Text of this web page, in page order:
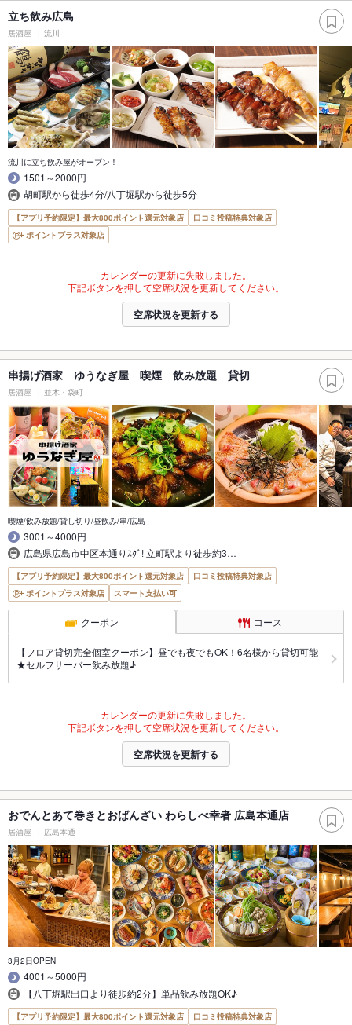
立ち飲み広島
居酒屋 流川
流川に立ち飲み屋がオープン！
1501～2000円
胡町駅から徒歩4分/八丁堀駅から徒歩5分
【アプリ予約限定】最大800ポイント還元対象店
口コミ投稿特典対象店
ポイントプラス対象店
カレンダーの更新に失敗しました。
下記ボタンを押して空席状況を更新してください。
空席状況を更新する
串揚げ酒家 ゆうなぎ屋 喫煙 飲み放題 貸切
居酒屋 並木・袋町
喫煙/飲み放題/貸し切り/昼飲み/串/広島
3001～4000円
広島県広島市中区本通りｽｸﾞ! 立町駅より徒歩約3…
【アプリ予約限定】最大800ポイント還元対象店
口コミ投稿特典対象店
ポイントプラス対象店
スマート支払い可
クーポン コース
【フロア貸切完全個室クーポン】昼でも夜でもOK！6名様から貸切可能
★セルフサーバー飲み放題♪
カレンダーの更新に失敗しました。
下記ボタンを押して空席状況を更新してください。
空席状況を更新する
おでんとあて巻きとおばんざい わらしべ幸者 広島本通店
居酒屋 広島本通
3月2日OPEN
4001～5000円
【八丁堀駅出口より徒歩約2分】単品飲み放題OK♪
【アプリ予約限定】最大800ポイント還元対象店
口コミ投稿特典対象店